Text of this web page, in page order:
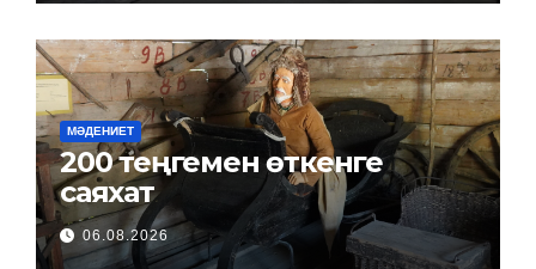
МӘДЕНИЕТ
200 теңгемен өткенге
саяхат
06.08.2026